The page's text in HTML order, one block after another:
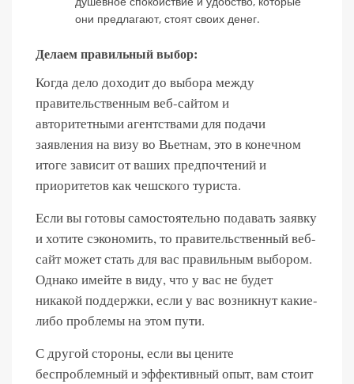
они предлагают, стоят своих денег.
Делаем правильный выбор:
Когда дело доходит до выбора между
правительственным веб-сайтом и
авторитетными агентствами для подачи
заявления на визу во Вьетнам, это в конечном
итоге зависит от ваших предпочтений и
приоритетов как чешского туриста.
Если вы готовы самостоятельно подавать заявку
и хотите сэкономить, то правительственный веб-
сайт может стать для вас правильным выбором.
Однако имейте в виду, что у вас не будет
никакой поддержки, если у вас возникнут какие-
либо проблемы на этом пути.
С другой стороны, если вы цените
беспроблемный и эффективный опыт, вам стоит